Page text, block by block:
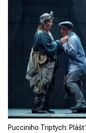
Pucciniho Triptych: